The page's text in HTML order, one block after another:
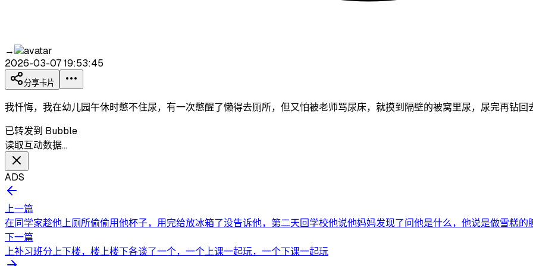
→
2026-03-07 19:53:45
分享卡片
我忏悔，我在幼儿园午休时憋不住尿，有一次憋醒了懒得去厕所，但又怕被老师骂尿床，就摸到隔壁的被窝里尿，尿完再钻回
已转发到 Bubble
读取互动数据…
ADS
上一篇
在同学家趁他上厕所偷偷用他杯子，用完给放冰箱了没告诉他，第二天回学校他说他妈妈发现了问他是什么，他说是做雪糕的
下一篇
上补习班分上下楼，楼上楼下各谈了一个，一个上课一起玩，一个下课一起玩